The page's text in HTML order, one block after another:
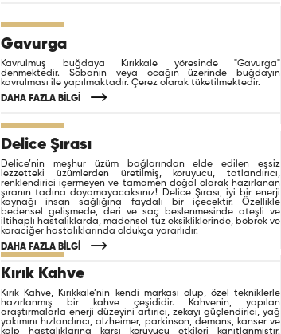
Gavurga
Kavrulmuş buğdaya Kırıkkale yöresinde "Gavurga"
denmektedir. Sobanın veya ocağın üzerinde buğdayın
kavrulması ile yapılmaktadır. Çerez olarak tüketilmektedir.
DAHA FAZLA BİLGİ
Delice Şırası
Delice’nin meşhur üzüm bağlarından elde edilen eşsiz
lezzetteki üzümlerden üretilmiş, koruyucu, tatlandırıcı,
renklendirici içermeyen ve tamamen doğal olarak hazırlanan
şıranın tadına doyamayacaksınız! Delice Şırası, iyi bir enerji
kaynağı insan sağlığına faydalı bir içecektir. Özellikle
bedensel gelişmede, deri ve saç beslenmesinde ateşli ve
iltihaplı hastalıklarda, madensel tuz eksikliklerinde, böbrek ve
karaciğer hastalıklarında oldukça yararlıdır.
DAHA FAZLA BİLGİ
Kırık Kahve
Kırık Kahve, Kırıkkale’nin kendi markası olup, özel tekniklerle
hazırlanmış bir kahve çeşididir. Kahvenin, yapılan
araştırmalarla enerji düzeyini artırıcı, zekayı güçlendirici, yağ
yakımını hızlandırıcı, alzheimer, parkinson, demans, kanser ve
kalp hastalıklarına karşı koruyucu etkileri kanıtlanmıştır.